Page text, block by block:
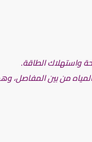
واستهلاك الطاقة.
من بين المفاصل،